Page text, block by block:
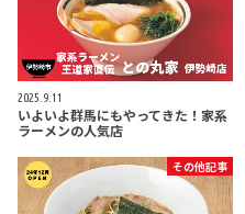
2025.9.11
いよいよ群馬にもやってきた！家系
ラーメンの人気店
その他記事